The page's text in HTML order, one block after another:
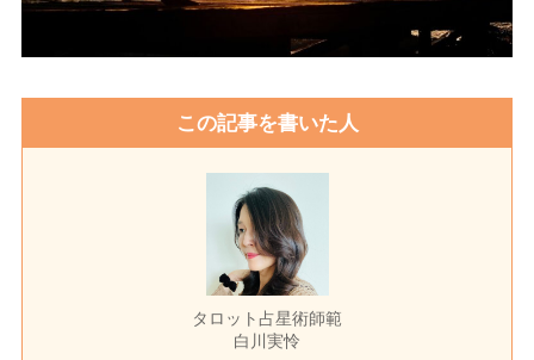
この記事を書いた人
タロット占星術師範
白川実怜